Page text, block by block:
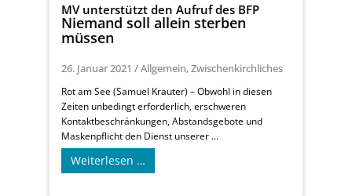
MV unterstützt den Aufruf des BFP
Niemand soll allein sterben
müssen
26. Januar 2021 /Allgemein,Zwischenkirchliches
Rot am See (Samuel Krauter) – Obwohl in diesen
Zeiten unbedingt erforderlich, erschweren
Kontaktbeschränkungen, Abstandsgebote und
Maskenpflicht den Dienst unserer ...
Weiterlesen …